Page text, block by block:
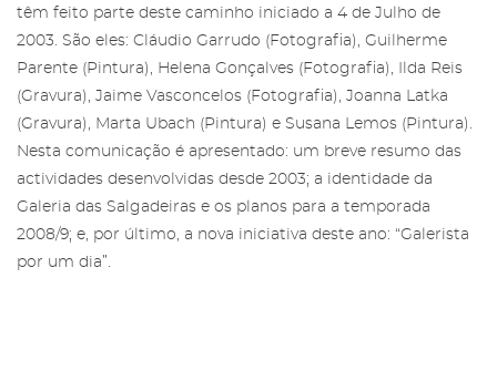
têm feito parte deste caminho iniciado a 4 de Julho de
2003. São eles: Cláudio Garrudo (Fotografia), Guilherme
Parente (Pintura), Helena Gonçalves (Fotografia), Ilda Reis
(Gravura), Jaime Vasconcelos (Fotografia), Joanna Latka
(Gravura), Marta Ubach (Pintura) e Susana Lemos (Pintura).
Nesta comunicação é apresentado: um breve resumo das
actividades desenvolvidas desde 2003; a identidade da
Galeria das Salgadeiras e os planos para a temporada
2008/9; e, por último, a nova iniciativa deste ano: “Galerista
por um dia”.
Área reservada para Amigos das
Salgadeiras
Mais informação sobre os Amigos das
Salgadeiras,aqui
Iniciar Sessão
Subscreva a newsletter da Galeria
das Salgadeiras.
Preencha os dados e prima 'Subscrever'
para receber as nossas notícias.